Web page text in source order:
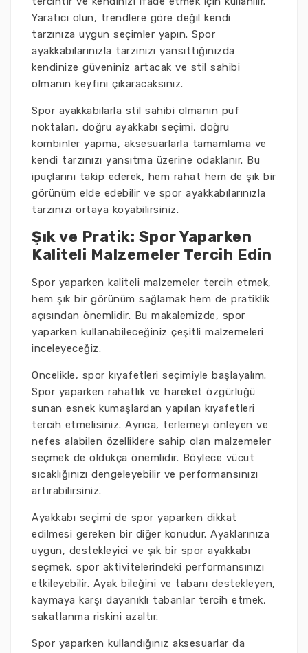
Yaratıcı olun, trendlere göre değil kendi
tarzınıza uygun seçimler yapın. Spor
ayakkabılarınızla tarzınızı yansıttığınızda
kendinize güveniniz artacak ve stil sahibi
olmanın keyfini çıkaracaksınız.
Spor ayakkabılarla stil sahibi olmanın püf
noktaları, doğru ayakkabı seçimi, doğru
kombinler yapma, aksesuarlarla tamamlama ve
kendi tarzınızı yansıtma üzerine odaklanır. Bu
ipuçlarını takip ederek, hem rahat hem de şık bir
görünüm elde edebilir ve spor ayakkabılarınızla
tarzınızı ortaya koyabilirsiniz.
Şık ve Pratik: Spor Yaparken
Kaliteli Malzemeler Tercih Edin
Spor yaparken kaliteli malzemeler tercih etmek,
hem şık bir görünüm sağlamak hem de pratiklik
açısından önemlidir. Bu makalemizde, spor
yaparken kullanabileceğiniz çeşitli malzemeleri
inceleyeceğiz.
Öncelikle, spor kıyafetleri seçimiyle başlayalım.
Spor yaparken rahatlık ve hareket özgürlüğü
sunan esnek kumaşlardan yapılan kıyafetleri
tercih etmelisiniz. Ayrıca, terlemeyi önleyen ve
nefes alabilen özelliklere sahip olan malzemeler
seçmek de oldukça önemlidir. Böylece vücut
sıcaklığınızı dengeleyebilir ve performansınızı
artırabilirsiniz.
Ayakkabı seçimi de spor yaparken dikkat
edilmesi gereken bir diğer konudur. Ayaklarınıza
uygun, destekleyici ve şık bir spor ayakkabı
seçmek, spor aktivitelerindeki performansınızı
etkileyebilir. Ayak bileğini ve tabanı destekleyen,
kaymaya karşı dayanıklı tabanlar tercih etmek,
sakatlanma riskini azaltır.
Spor yaparken kullandığınız aksesuarlar da